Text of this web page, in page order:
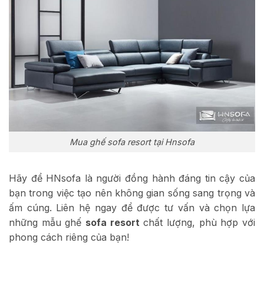
Mua ghế sofa resort tại Hnsofa
Hãy để HNsofa là người đồng hành đáng tin cậy của
bạn trong việc tạo nên không gian sống sang trọng và
ấm cúng. Liên hệ ngay để được tư vấn và chọn lựa
những mẫu ghế sofa resort chất lượng, phù hợp với
phong cách riêng của bạn!